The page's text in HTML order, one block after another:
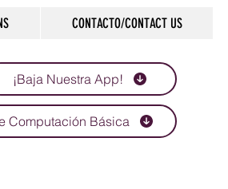
CONTACTO/CONTACT US
¡Baja Nuestra App!
Computación Básica